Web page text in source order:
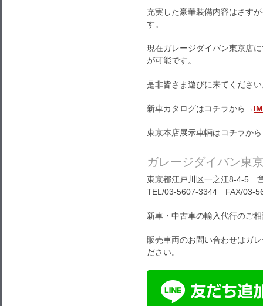
充実した豪華装備内容はさす
す。
現在ガレージダイバン東京店
が可能です。
是非皆さま遊びに来てくださ
新車カタログはコチラから→
東京本店展示車輛はコチラか
ガレージダイバン東
東京都江戸川区一之江8-4-5
TEL/03-5607-3344 FAX/03-
新車・中古車の輸入代行のご
販売車両のお問い合わせはガ
ださい。